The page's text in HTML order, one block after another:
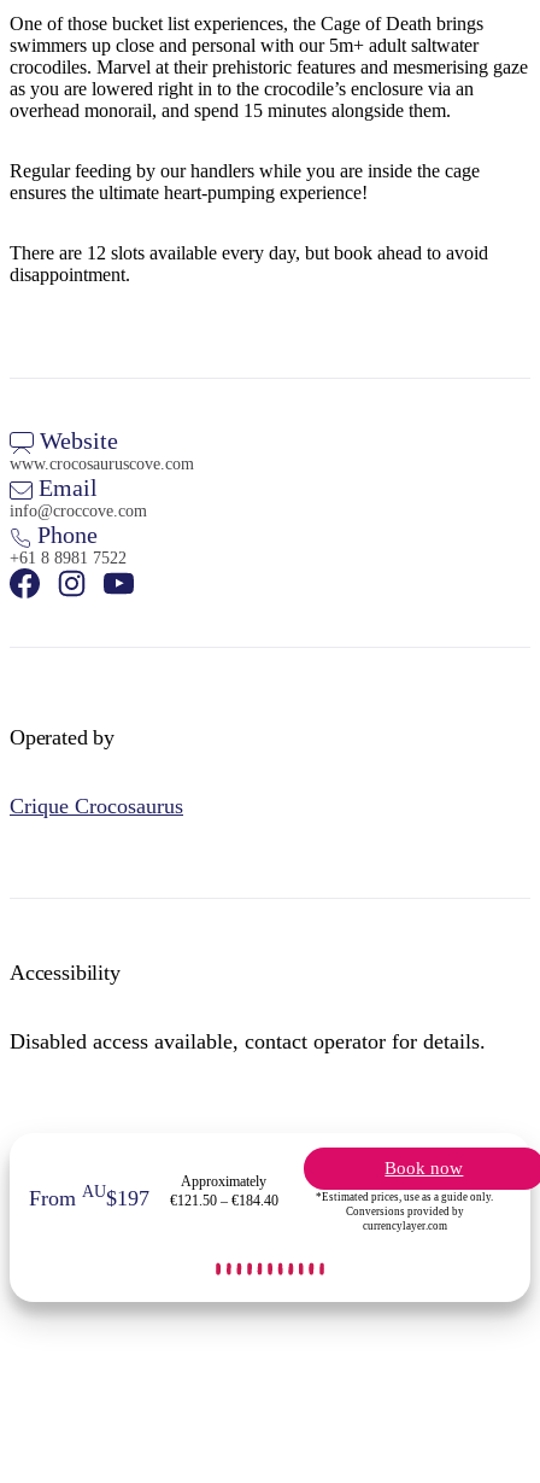
Rechercher:
One of those bucket list experiences, the Cage of Death brings
swimmers up close and personal with our 5m+ adult saltwater
crocodiles. Marvel at their prehistoric features and mesmerising gaze
as you are lowered right in to the crocodile’s enclosure via an
overhead monorail, and spend 15 minutes alongside them.
Regular feeding by our handlers while you are inside the cage
ensures the ultimate heart-pumping experience!
There are 12 slots available every day, but book ahead to avoid
disappointment.
Website
www.crocosauruscove.com
Email
info@croccove.com
Phone
+61 8 8981 7522
Operated by
Crique Crocosaurus
Accessibility
Disabled access available, contact operator for details.
FromAU$197
Approximately
€121.50 – €184.40
Book now
*Estimated prices, use as a guide only.
Conversions provided by
currencylayer.com